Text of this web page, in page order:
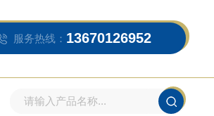
服务热线： 13670126952